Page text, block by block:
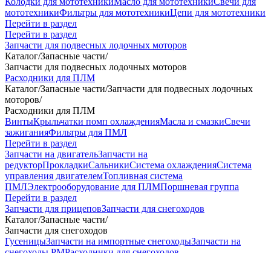
мототехникиФильтры для мототехникиЦепи для мототехники
Перейти в раздел
Перейти в раздел
Запчасти для подвесных лодочных моторов
Каталог/Запасные части/
Запчасти для подвесных лодочных моторов
Расходники для ПЛМ
Каталог/Запасные части/Запчасти для подвесных лодочных
моторов/
Расходники для ПЛМ
ВинтыКрыльчатки помп охлажденияМасла и смазкиСвечи
зажиганияФильтры для ПМЛ
Перейти в раздел
Запчасти на двигательЗапчасти на
редукторПрокладкиСальникиСистема охлажденияСистема
управления двигателемТопливная система
ПМЛЭлектрооборудование для ПЛМПоршневая группа
Перейти в раздел
Запчасти для прицеповЗапчасти для снегоходов
Каталог/Запасные части/
Запчасти для снегоходов
ГусеницыЗапчасти на импортные снегоходыЗапчасти на